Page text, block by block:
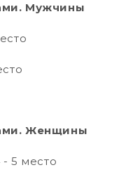
Мужчины
Женщины
- 5 место